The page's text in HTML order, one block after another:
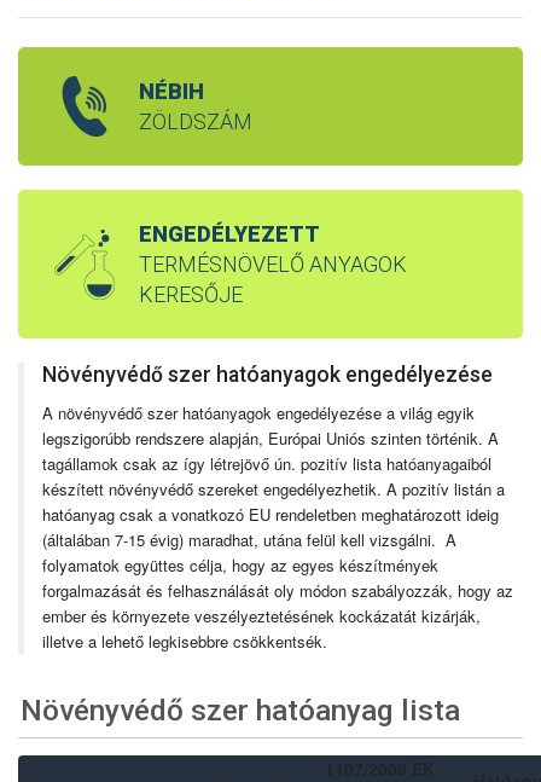
NÉBIH
ZÖLDSZÁM
ENGEDÉLYEZETT
TERMÉSNÖVELŐ ANYAGOK
KERESŐJE
Növényvédő szer hatóanyagok engedélyezése
A növényvédő szer hatóanyagok engedélyezése a világ egyik
legszigorúbb rendszere alapján, Európai Uniós szinten történik. A
tagállamok csak az így létrejövő ún. pozitív lista hatóanyagaiból
készített növényvédő szereket engedélyezhetik. A pozitív listán a
hatóanyag csak a vonatkozó EU rendeletben meghatározott ideig
(általában 7-15 évig) maradhat, utána felül kell vizsgálni. A
folyamatok együttes célja, hogy az egyes készítmények
forgalmazását és felhasználását oly módon szabályozzák, hogy az
ember és környezete veszélyeztetésének kockázatát kizárják,
illetve a lehető legkisebbre csökkentsék.
Növényvédő szer hatóanyag lista